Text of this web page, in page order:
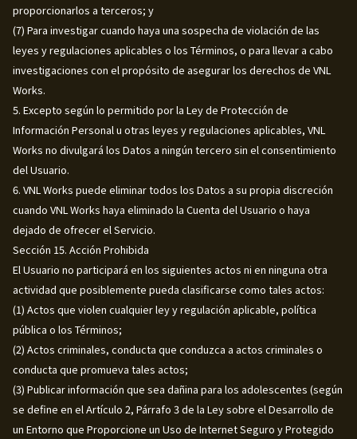
proporcionarlos a terceros; y
(7) Para investigar cuando haya una sospecha de violación de las
leyes y regulaciones aplicables o los Términos, o para llevar a cabo
investigaciones con el propósito de asegurar los derechos de VNL
Works.
5. Excepto según lo permitido por la Ley de Protección de
Información Personal u otras leyes y regulaciones aplicables, VNL
Works no divulgará los Datos a ningún tercero sin el consentimiento
del Usuario.
6. VNL Works puede eliminar todos los Datos a su propia discreción
cuando VNL Works haya eliminado la Cuenta del Usuario o haya
dejado de ofrecer el Servicio.
Sección 15. Acción Prohibida
El Usuario no participará en los siguientes actos ni en ninguna otra
actividad que posiblemente pueda clasificarse como tales actos:
(1) Actos que violen cualquier ley y regulación aplicable, política
pública o los Términos;
(2) Actos criminales, conducta que conduzca a actos criminales o
conducta que promueva tales actos;
(3) Publicar información que sea dañina para los adolescentes (según
se define en el Artículo 2, Párrafo 3 de la Ley sobre el Desarrollo de
un Entorno que Proporcione un Uso de Internet Seguro y Protegido